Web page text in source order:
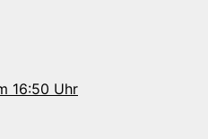
16:50 Uhr